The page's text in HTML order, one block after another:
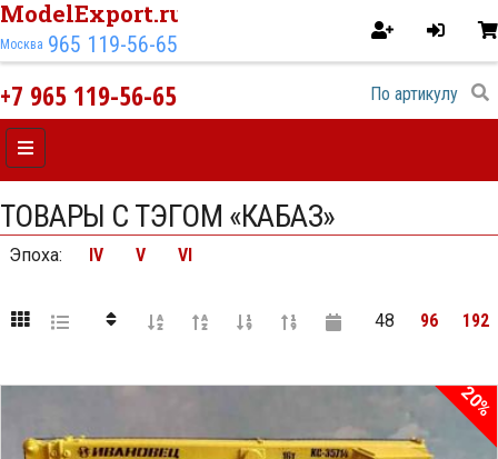
ModelExport.ru
Москва 965 119-56-65
+7 965 119-56-65
ТОВАРЫ С ТЭГОМ «КАБАЗ»
Эпоха: IV V VI
48 96 192
20%